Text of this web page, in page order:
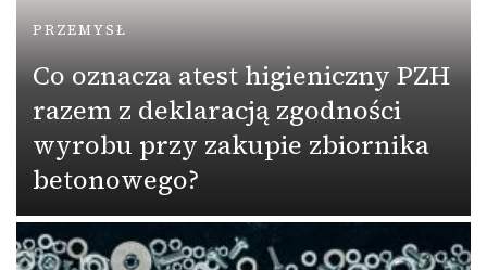
PRZEMYSŁ
Co oznacza atest higieniczny PZH
razem z deklaracją zgodności
wyrobu przy zakupie zbiornika
betonowego?